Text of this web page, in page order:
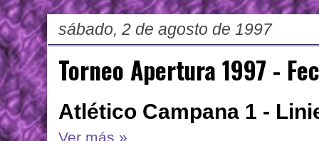
sábado, 2 de agosto de 1997
Torneo Apertura 1997 -
Atlético Campana 1 -
Ver más »